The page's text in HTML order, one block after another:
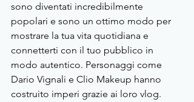
sono diventati incredibilmente
popolari e sono un ottimo modo per
mostrare la tua vita quotidiana e
connetterti con il tuo pubblico in
modo autentico. Personaggi come
Dario Vignali e Clio Makeup hanno
costruito imperi grazie ai loro vlog.